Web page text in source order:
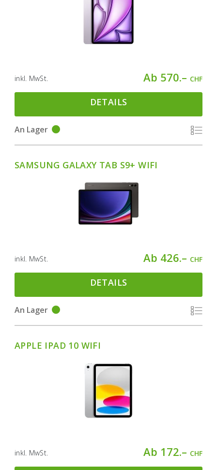
inkl. MwSt. Ab 570.– CHF
DETAILS
An Lager
SAMSUNG GALAXY TAB S9+ WIFI
inkl. MwSt. Ab 426.– CHF
DETAILS
An Lager
APPLE IPAD 10 WIFI
inkl. MwSt. Ab 172.– CHF